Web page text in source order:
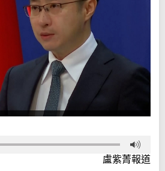
盧紫菁報道